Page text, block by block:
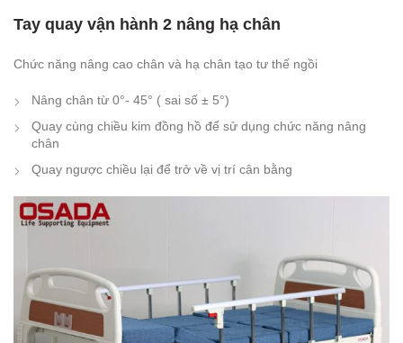
Tay quay vận hành 2 nâng hạ chân
Chức năng nâng cao chân và hạ chân tạo tư thế ngồi
Nâng chân từ 0°- 45° ( sai số ± 5°)
Quay cùng chiều kim đồng hồ để sử dụng chức năng nâng
chân
Quay ngược chiều lại để trở về vị trí cân bằng